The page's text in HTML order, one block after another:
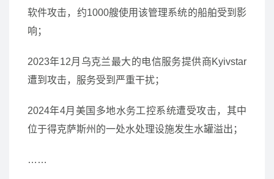
软件攻击，约1000艘使用该管理系统的船舶受到影
响；
2023年12月乌克兰最大的电信服务提供商Kyivstar
遭到攻击，服务受到严重干扰；
2024年4月美国多地水务工控系统遭受攻击，其中
位于得克萨斯州的一处水处理设施发生水罐溢出；
……